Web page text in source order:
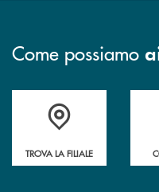
Come possiamo
Accedi all' elenco
TROVA LA FILIALE